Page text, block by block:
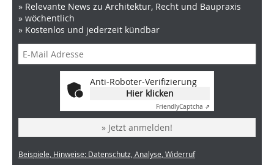
» Relevante News zu Architektur, Recht und Baupraxis
» wöchentlich
» Kostenlos und jederzeit kündbar
Anti-Roboter-Verifizierung
Hier klicken
FriendlyCaptcha ⇗
» Jetzt anmelden!
Beispiele, Hinweise: Datenschutz, Analyse, Widerruf